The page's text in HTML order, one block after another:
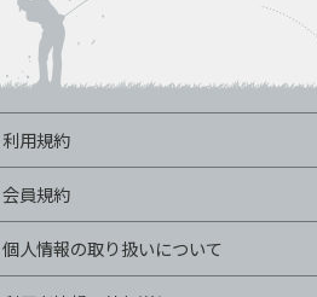
利用規約
会員規約
個人情報の取り扱いについて